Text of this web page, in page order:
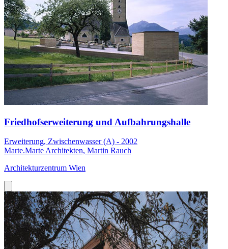
Friedhofserweiterung und Aufbahrungshalle
Erweiterung, Zwischenwasser (A) - 2002
Marte.Marte Architekten, Martin Rauch
Architekturzentrum Wien